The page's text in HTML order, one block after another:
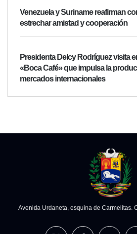
Venezuela y Suriname reafirman
estrechar amistad y cooperación
Presidenta Delcy Rodríguez visita
«Boca Café» que impulsa la
mercados internacionales
Avenida Urdaneta, esquina de Carmelitas.